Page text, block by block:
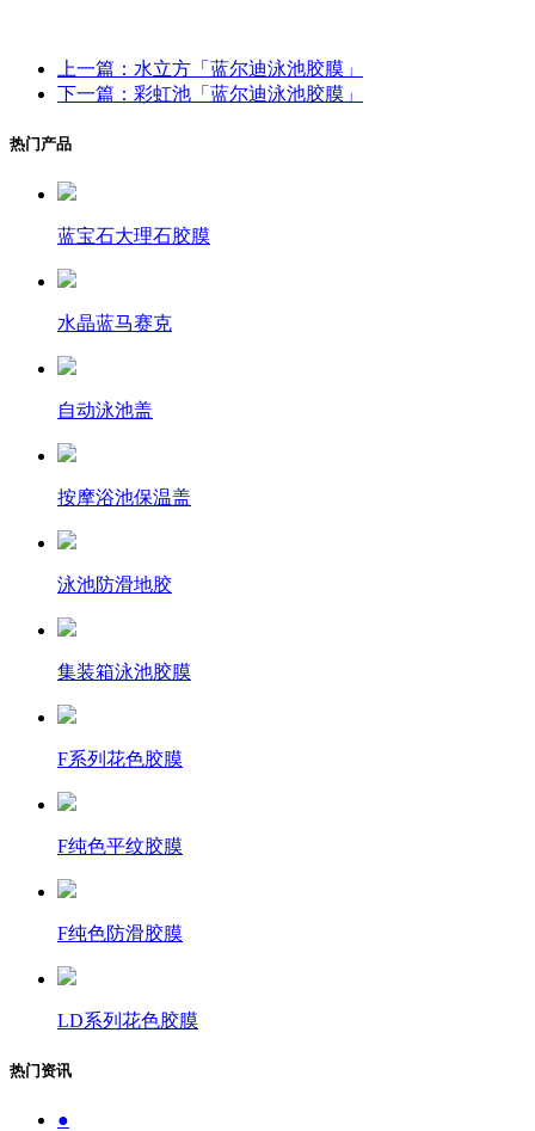
上一篇：水立方「蓝尔迪泳池胶膜」
下一篇：彩虹池「蓝尔迪泳池胶膜」
热门产品
蓝宝石大理石胶膜
水晶蓝马赛克
自动泳池盖
按摩浴池保温盖
泳池防滑地胶
集装箱泳池胶膜
F系列花色胶膜
F纯色平纹胶膜
F纯色防滑胶膜
LD系列花色胶膜
热门资讯
●